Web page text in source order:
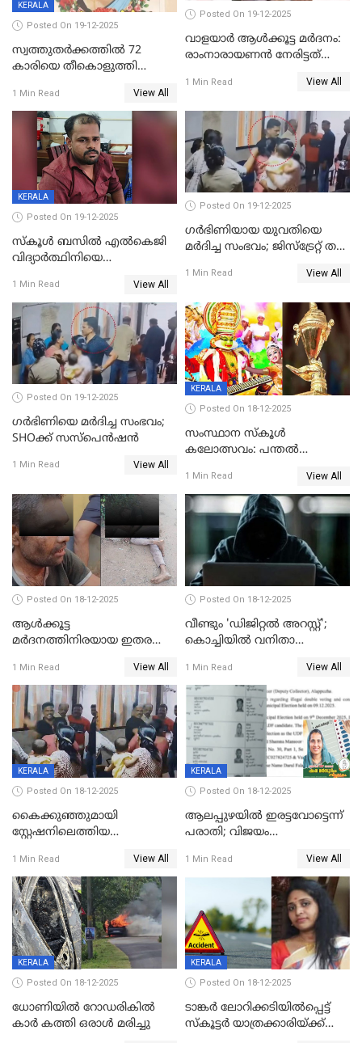
KERALA
Posted On 19-12-2025
സ്വത്തുതര്‍ക്കത്തില്‍ 72
കാരിയെ തീകൊളുത്തി
ക്രൂരകൊലപാതകത്തില്‍
സഹോദരിപുത്രന് ജീവപര്യന്തം
1 Min Read View All
Posted On 19-12-2025
വാളയാർ ആൾക്കൂട്ട മർദനം:
രാംനാരായണൻ നേരിട്ടത്
നാൽപ്പതിലേറെ
റിപ്പോർട്ട്
1 Min Read View All
KERALA
Posted On 19-12-2025
സ്കൂൾ ബസിൽ എൽകെജി
വിദ്യാര്‍ത്ഥിനിയെ
ക്ലീനര്‍ പിടിയിൽ
1 Min Read View All
Posted On 19-12-2025
ഗര്‍ഭിണിയായ യുവതിയെ
മര്‍ദിച്ച സംഭവം; ജിസ്‌ട്രേറ്റ് തല
യുവതി
1 Min Read View All
Posted On 19-12-2025
ഗര്‍ഭിണിയെ മർദിച്ച സംഭവം;
SHOക്ക് സസ്പെൻഷൻ
1 Min Read View All
KERALA
Posted On 18-12-2025
സംസ്ഥാന സ്കൂൾ
കലോത്സവം: പന്തൽ
1 Min Read View All
Posted On 18-12-2025
ആൾക്കൂട്ട
മർദനത്തിനിരയായ ഇതര
നടുക്കുന്ന സംഭവം
വാളയാറിൽ
1 Min Read View All
Posted On 18-12-2025
വീണ്ടും 'ഡിജിറ്റല്‍ അറസ്റ്റ്';
കൊച്ചിയില്‍ വനിതാ
കോടി രൂപ
1 Min Read View All
KERALA
Posted On 18-12-2025
കൈക്കുഞ്ഞുമായി
സ്റ്റേഷനിലെത്തിയ
കരണത്തടിച്ചു; CC ടിവി
ദൃശ്യങ്ങൾ പുറത്ത്
1 Min Read View All
KERALA
Posted On 18-12-2025
ആലപ്പുഴയിൽ ഇരട്ടവോട്ടെന്ന്
പരാതി; വിജയം
വാർഡിലെ എൽഡിഎഫ്
സ്ഥാനാർത്ഥി
1 Min Read View All
KERALA
Posted On 18-12-2025
ധോണിയിൽ റോഡരികിൽ
കാർ കത്തി ഒരാൾ മരിച്ചു
KERALA
Posted On 18-12-2025
ടാങ്കർ ലോറിക്കടിയിൽപ്പെട്ട്
സ്കൂട്ടർ യാത്രക്കാരിയ്ക്ക്